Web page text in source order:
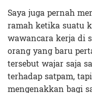
Saya juga pernah
ramah ketika suatu
wawancara kerja di
orang yang baru
tersebut wajar saja
terhadap satpam,
mengenakkan bagi